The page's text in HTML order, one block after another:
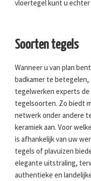
vloertegel kunt u echter
Soorten tegels
Wanneer u van plan
badkamer te
tegelwerken experts
tegelsoorten. Zo biedt
netwerk onder andere
keramiek aan. Voor
is afhankelijk van uw
tegels of plavuizen
elegante uitstraling,
authentieke en